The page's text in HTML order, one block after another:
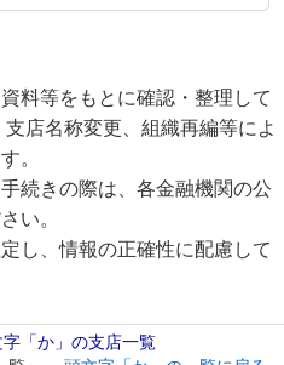
料等をもとに確認・整理して
店名称変更、組織再編等によ
。
続きの際は、各金融機関の公
い。
し、情報の正確性に配慮して
字「か」の支店一覧